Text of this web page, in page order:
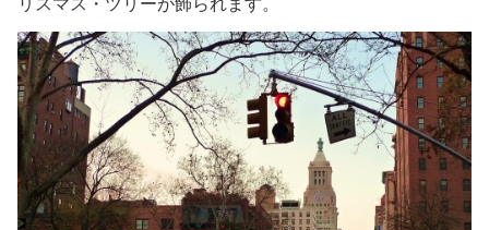
リスマス・ツリーが飾られます。